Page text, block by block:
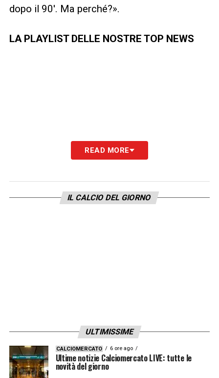
dopo il 90′. Ma perché?».
LA PLAYLIST DELLE NOSTRE TOP NEWS
READ MORE
IL CALCIO DEL GIORNO
ULTIMISSIME
CALCIOMERCATO 6 ore ago
Ultime notizie Calciomercato LIVE: tutte le
novità del giorno